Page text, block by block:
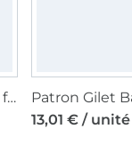
Patron culotte pantalon femme Fadenkäfer, en allemand
13,01 € / unité